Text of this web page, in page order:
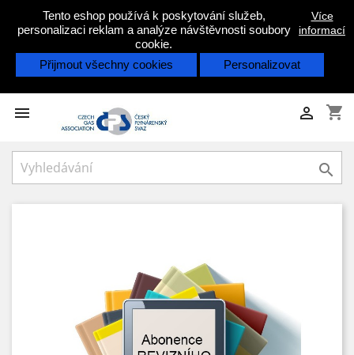
Tento eshop používá k poskytování služeb,
personalizaci reklam a analýze návštěvnosti soubory
cookie.
Více
informací
Přijmout všechny cookies Personalizovat
 shopping_cart

